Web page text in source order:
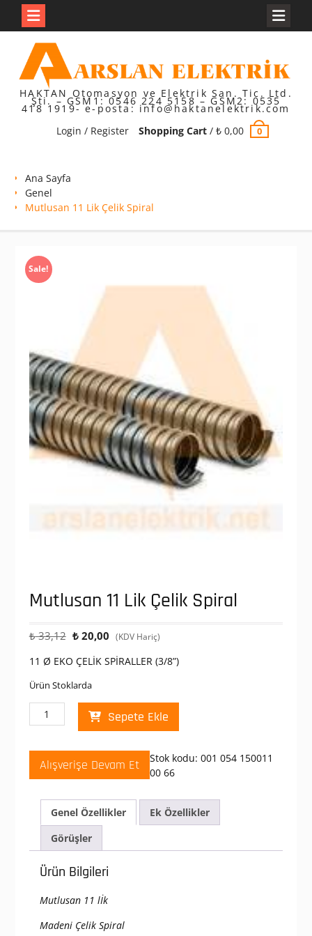
content
HAKTAN Otomasyon ve Elektrik San. Tic. Ltd.
Şti. – GSM1: 0546 224 5158 – GSM2: 0535
418 1919- e-posta: info@haktanelektrik.com
Login / Register
Shopping Cart/ ₺0,00 0
Ana Sayfa
Genel
Mutlusan 11 Lik Çelik Spiral
Sale!
Mutlusan 11 Lik Çelik Spiral
₺33,12 Orijinal
₺ 33,12.
₺20,00 Şu
fiyat:
(KDV Hariç)
11 Ø EKO ÇELİK SPİRALLER (3/8”)
Ürün Stoklarda
Mutlusan
11
Çelik
Spiral
adet
Sepete Ekle
Alışverişe Devam Et Stok kodu: 001 054 150011
00 66
Genel Özellikler
Ek Özellikler
Görüşler
Ürün Bilgileri
Mutlusan 11 lİk
Madeni Çelik Spiral